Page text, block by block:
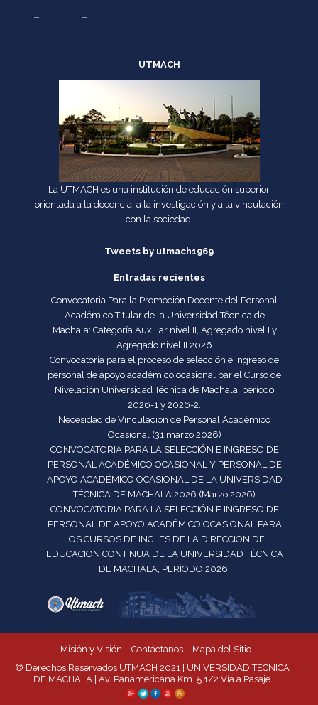
UTMACH
La UTMACH es una institución de educación superior
orientada a la docencia, a la investigación y a la vinculación
con la sociedad.
Tweets by utmach1969
Entradas recientes
Convocatoria Para la Promoción Docente del Personal
Académico Titular de la Universidad Técnica de
Machala: Categoría Auxiliar nivel II, Agregado nivel I y
Agregado nivel II 2026
Convocatoria para el proceso de selección e ingreso de
personal de apoyo académico ocasional par el Curso de
Nivelación Universidad Técnica de Machala, período
2026-1 y 2026-2.
Necesidad de Vinculación de Personal Académico
Ocasional (31 marzo 2026)
CONVOCATORIA PARA LA SELECCIÓN E INGRESO DE
PERSONAL ACADÉMICO OCASIONAL Y PERSONAL DE
APOYO ACADÉMICO OCASIONAL DE LA UNIVERSIDAD
TÉCNICA DE MACHALA 2026 (Marzo 2026)
CONVOCATORIA PARA LA SELECCIÓN E INGRESO DE
PERSONAL DE APOYO ACADÉMICO OCASIONAL PARA
LOS CURSOS DE INGLES DE LA DIRECCIÓN DE
EDUCACIÓN CONTINUA DE LA UNIVERSIDAD TÉCNICA
DE MACHALA, PERÍODO 2026.
Misión y Visión Contáctanos
Mapa del Sitio
© Derechos Reservados UTMACH 2021 | UNIVERSIDAD TECNICA
DE MACHALA | Av. Panamericana Km. 5 1/2 Vía a Pasaje